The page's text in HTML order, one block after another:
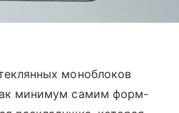
моноблоков
минимум самим форм-